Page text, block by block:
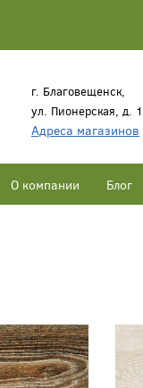
г. Благовещенск,
ул. Пионерская, д.
Адреса магазинов
О компании Блог